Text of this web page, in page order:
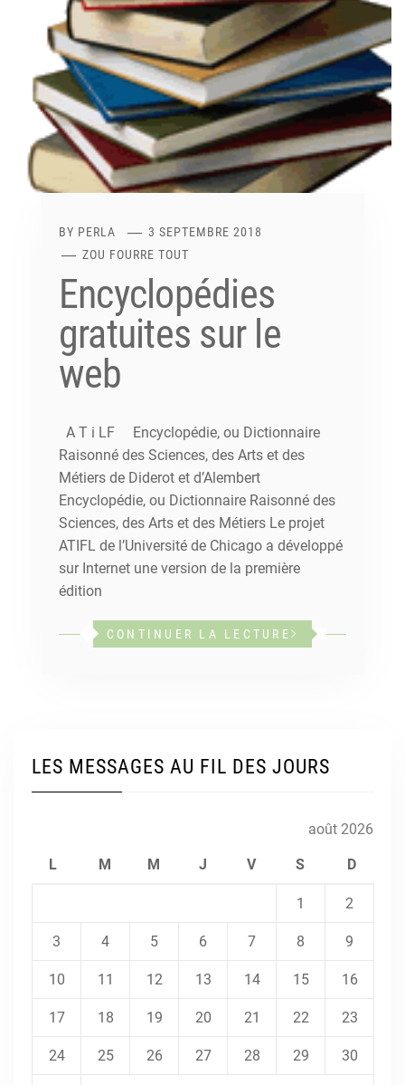
BY PERLA
3 SEPTEMBRE 2018
ZOU FOURRE TOUT
Encyclopédies
gratuites sur le
web
A T i LF Encyclopédie, ou Dictionnaire
Raisonné des Sciences, des Arts et des
Métiers de Diderot et d’Alembert
Encyclopédie, ou Dictionnaire Raisonné des
Sciences, des Arts et des Métiers Le projet
ATIFL de l’Université de Chicago a développé
sur Internet une version de la première
édition
CONTINUER LA LECTURE
LES MESSAGES AU FIL DES JOURS
août 2026
L M M J V S D
1 2
3 4 5 6 7 8 9
10 11 12 13 14 15 16
17 18 19 20 21 22 23
24 25 26 27 28 29 30